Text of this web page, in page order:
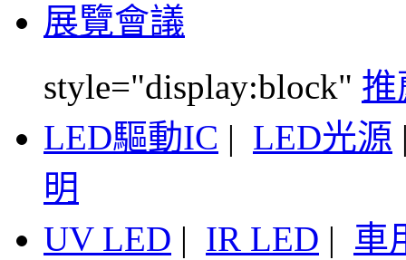
展覽會議
style="display:block" 推
LED驅動IC | LED光源
明
UV LED | IR LED | 車